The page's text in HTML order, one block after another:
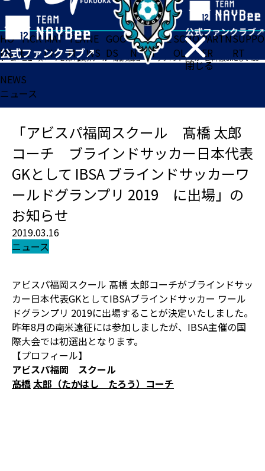
閉じる
HO
ME
TICK
ET
MAT
CH
TEA
M
NE
WS
GOO
DS
FA
N
ACADE
MY
SCHO
OL
PARTN
ER
SUPPO
RT
ホーム>ニュース>「アビスパ福岡スクール 髙橋 太郎コーチ ブラインドサッカー日本代表GKとして IBSA ブラインドサッカーワールドグランプリ 2019 に出場」のお知らせ
NEWS
ニュース
「アビスパ福岡スクール 髙橋 太郎
コーチ ブラインドサッカー日本代表
GKとして IBSA ブラインドサッカーワ
ールドグランプリ 2019 に出場」の
お知らせ
2019.03.16
ニュース
アビスパ福岡スクール 髙橋 太郎コーチがブラインドサッ
カー日本代表GKとしてIBSAブラインドサッカー ワール
ドグランプリ 2019に出場することが決定いたしました。
昨年8月の南米遠征には参加しましたが、IBSA主催の国
際大会では初選出となります。
【プロフィール】
アビスパ福岡 スクール
髙橋太郎（たかはし たろう）コーチ